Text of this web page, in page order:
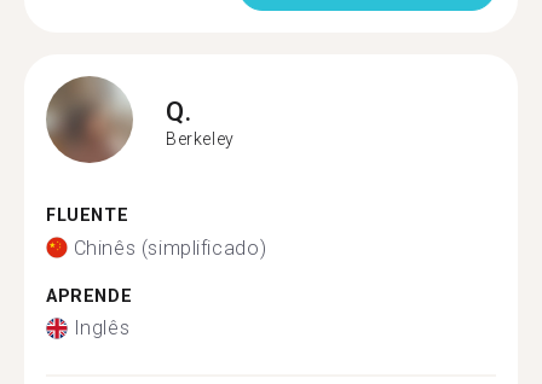
Q.
Berkeley
FLUENTE
Chinês (simplificado)
APRENDE
Inglês